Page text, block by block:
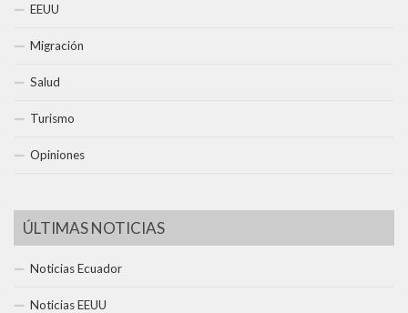
EEUU
Migración
Salud
Turismo
Opiniones
ÚLTIMAS NOTICIAS
Noticias Ecuador
Noticias EEUU